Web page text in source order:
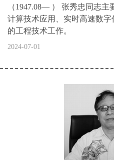
（1947.08— ） 张秀忠同志主
计算技术应用、实时高速数
的工程技术工作。
2024-07-01